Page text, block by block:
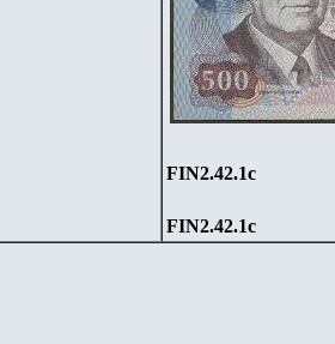
FIN2.42.1c
FIN2.42.1c